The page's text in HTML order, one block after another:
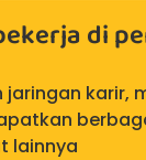
di
jaringan karir,
lainnya